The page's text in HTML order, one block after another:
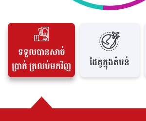
ទទួលបានសាច់
ប្រាក់ ត្រលប់មកវិញ
ដៃគូក្នុងតំបន់